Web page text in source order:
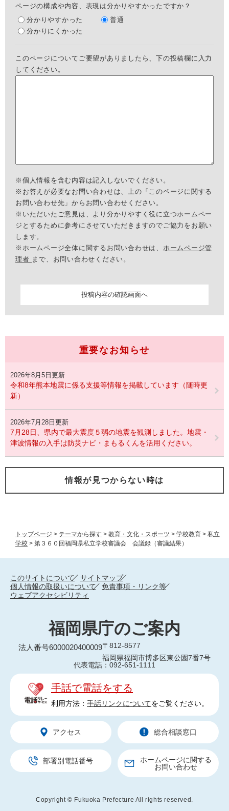
トップページ > テーマから探す > 教育・文化・スポーツ > 学校教育 > 私立
学校 > 第３６０回福岡県私立学校審議会 会議録（審議結果）
ページの構成や内容、表現は分かりやすかったですか？
分かりやすかった
普通
分かりにくかった
このページについてご要望がありましたら、下の投稿欄に入力
してください。
※個人情報を含む内容は記入しないでください。
※お答えが必要なお問い合わせは、上の「このページに関する
お問い合わせ先」からお問い合わせください。
※いただいたご意見は、より分かりやすく役に立つホームペー
ジとするために参考にさせていただきますのでご協力をお願い
します。
※ホームページ全体に関するお問い合わせは、 ホームページ管
理者 まで、お問い合わせください。
重要なお知らせ
2026年8月5日更新
令和8年熊本地震に係る支援等情報を掲載しています（随時更
新）
2026年7月28日更新
7月28日、県内で最大震度５弱の地震を観測しました。地震・
津波情報の入手は防災ナビ・まもるくんを活用ください。
情報が見つからない時は
このサイトについて
サイトマップ
個人情報の取扱いについて
免責事項・リンク等
ウェブアクセシビリティ
福岡県庁のご案内
法人番号6000020400009〒812-8577
福岡県福岡市博多区東公園7番7号
代表電話：092-651-1111
手話で電話をする
利用方法： 手話リンクについてをご覧ください。
アクセス 総合相談窓口
部署別電話番号
ホームページに関する
お問い合わせ
Copyright © Fukuoka Prefecture All rights reserved.